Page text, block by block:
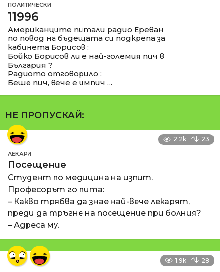
ПОЛИТИЧЕСКИ
11996
Американците питали радио Ереван
по повод на бъдещата си подкрепа за
кабинета Борисов :
Бойко Борисов ли е най-големия пич в
България ?
Радиото отговорило :
Беше пич, вече е импич …
НЕ ПРОПУСКАЙ:
2.2k 23
ЛЕКАРИ
Посещение
Студент по медицина на изпит.
Професорът го пита:
– Какво трябва да знае най-вече лекарят,
преди да тръгне на посещение при болния?
– Адреса му.
1.9k 28